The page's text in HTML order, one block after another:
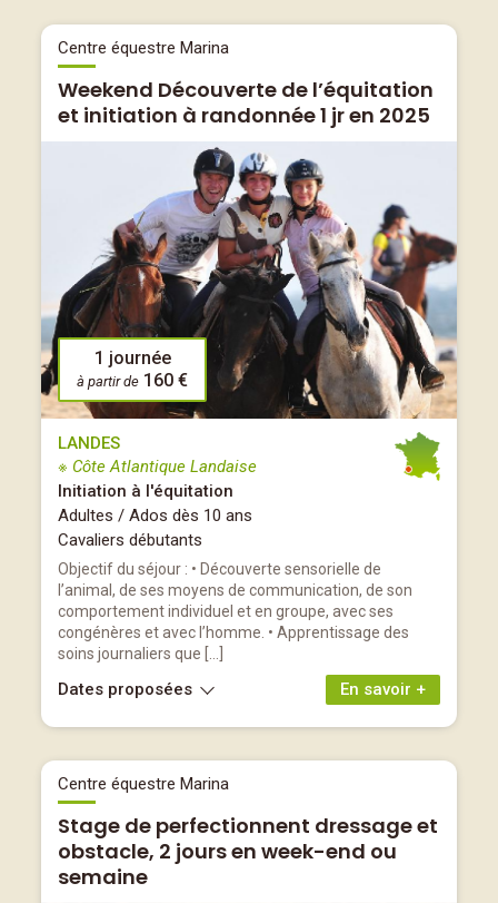
Centre équestre Marina
Weekend Découverte de l’équitation
et initiation à randonnée 1 jr en 2025
1 journée
à partir de 160 €
LANDES
※ Côte Atlantique Landaise
Initiation à l'équitation
Adultes / Ados dès 10 ans
Cavaliers débutants
Objectif du séjour : • Découverte sensorielle de
l’animal, de ses moyens de communication, de son
comportement individuel et en groupe, avec ses
congénères et avec l’homme. • Apprentissage des
soins journaliers que […]
En savoir +
Dates proposées
Centre équestre Marina
Stage de perfectionnent dressage et
obstacle, 2 jours en week-end ou
semaine